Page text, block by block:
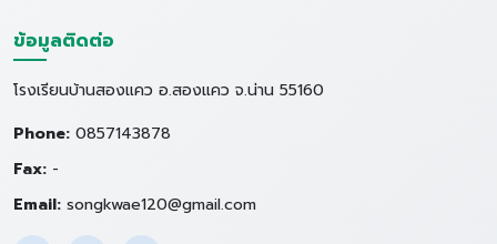
ข้อมูลติดต่อ
โรงเรียนบ้านสองแคว อ.สองแคว จ.น่าน 55160
Phone: 0857143878
Fax: -
Email: songkwae120@gmail.com